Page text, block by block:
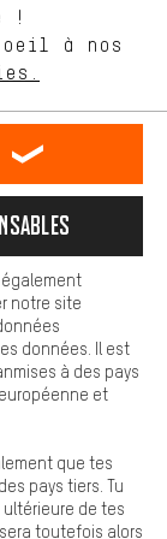
Chapelle
des données
d'Alerte
de cookies
plus les
Unis.
!
à nos
nous
contenus et
d'utiliser des
proposons une
utiliser les
notre site
données. Il est
à des pays
et
que tes
pays tiers. Tu
de tes
toutefois alors